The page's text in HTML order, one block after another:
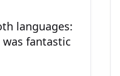
languages:
fantastic